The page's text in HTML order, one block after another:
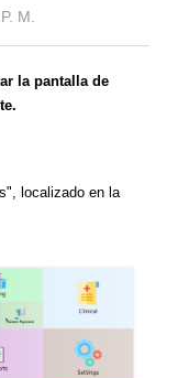
M.
la pantalla de
localizado en la